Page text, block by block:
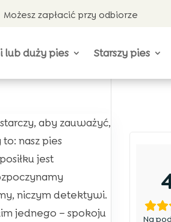
Możesz zapłacić przy odbiorze
lub duży pies Starszy pies
aby zauważyć,
nasz pies
jest
niczym detektywi.
jednego – spokoju
Na